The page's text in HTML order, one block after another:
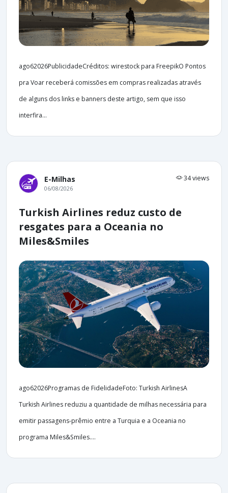
ago62026PublicidadeCréditos: wirestock para FreepikO Pontos
pra Voar receberá comissões em compras realizadas através
de alguns dos links e banners deste artigo, sem que isso
interfira...
E-Milhas 34 views
06/08/2026
Turkish Airlines reduz custo de
resgates para a Oceania no
Miles&Smiles
ago62026Programas de FidelidadeFoto: Turkish AirlinesA
Turkish Airlines reduziu a quantidade de milhas necessária para
emitir passagens-prêmio entre a Turquia e a Oceania no
programa Miles&Smiles....